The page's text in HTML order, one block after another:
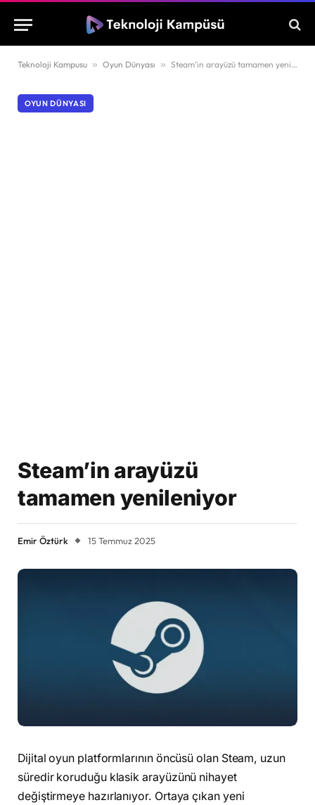
Teknoloji Kampusu » Oyun Dünyası » Steam’in arayüzü tamamen yenileniyor
OYUN DÜNYASI
Steam’in arayüzü
tamamen yenileniyor
Emir Öztürk 15 Temmuz 2025
Dijital oyun platformlarının öncüsü olan Steam, uzun
süredir koruduğu klasik arayüzünü nihayet
değiştirmeye hazırlanıyor. Ortaya çıkan yeni